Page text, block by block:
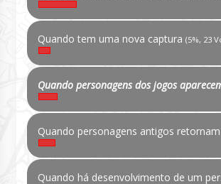
Quando tem uma nova captura (5%, 23
Quando personagens dos jogos
Quando personagens antigos retornam
Quando há desenvolvimento de um